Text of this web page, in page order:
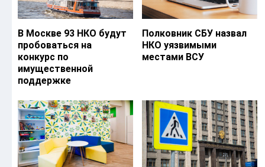
В Москве 93 НКО будут
пробоваться на
конкурс по
имущественной
поддержке
Полковник СБУ назвал
НКО уязвимыми
местами ВСУ